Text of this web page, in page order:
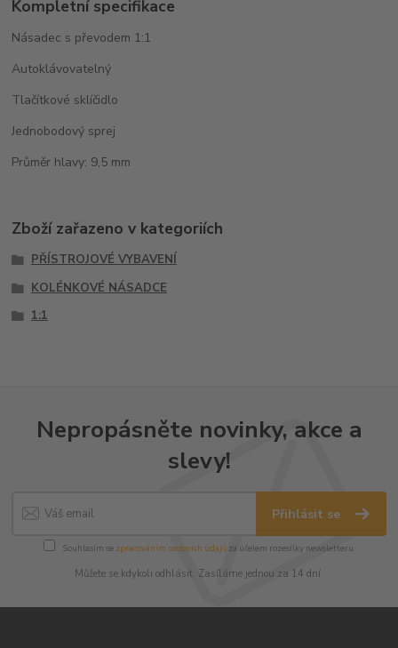
Kompletní specifikace
Násadec s převodem 1:1
Autoklávovatelný
Tlačítkové sklíčidlo
Jednobodový sprej
Průměr hlavy: 9,5 mm
Zboží zařazeno v kategoriích
PŘÍSTROJOVÉ VYBAVENÍ
KOLÉNKOVÉ NÁSADCE
1:1
Nepropásněte novinky, akce a
slevy!
Přihlásit se
Souhlasím se zpracováním osobních údajůza účelem rozesílky newsletteru.
Můžete se kdykoli odhlásit. Zasíláme jednou za 14 dní.